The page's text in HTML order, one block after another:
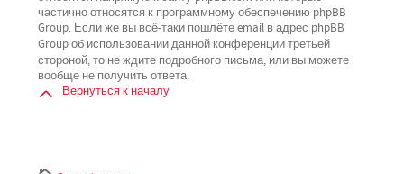
частично относятся к программному обеспечению phpBB
Group. Если же вы всё-таки пошлёте email в адрес phpBB
Group об использовании данной конференциитретьей
стороной, то не ждите подробного письма, или вы можете
вообще не получить ответа.
Вернуться к началу